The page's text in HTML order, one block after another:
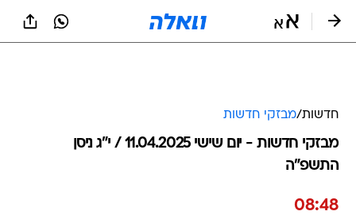
חדשות/מבזקי חדשות
מבזקי חדשות - יום שישי 11.04.2025 / י״ג ניסן
התשפ"ה
08:48